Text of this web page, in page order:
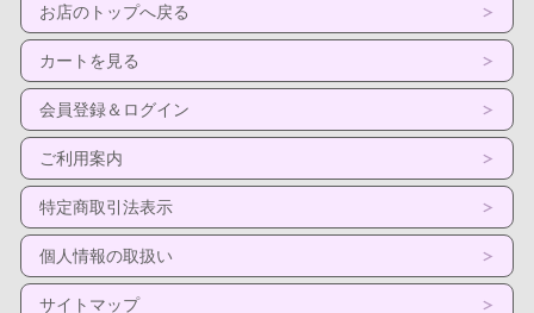
お店のトップへ戻る
カートを見る
会員登録＆ログイン
ご利用案内
特定商取引法表示
個人情報の取扱い
サイトマップ